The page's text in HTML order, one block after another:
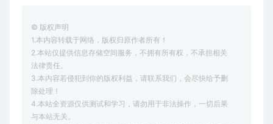
© 版权声明
1.本内容转载于网络，版权归原作者所有！
2.本站仅提供信息存储空间服务，不拥有所有权，不承担相关
法律责任。
3.本内容若侵犯到你的版权利益，请联系我们，会尽快给予删
除处理！
4.本站全资源仅供测试和学习，请勿用于非法操作，一切后果
与本站无关。